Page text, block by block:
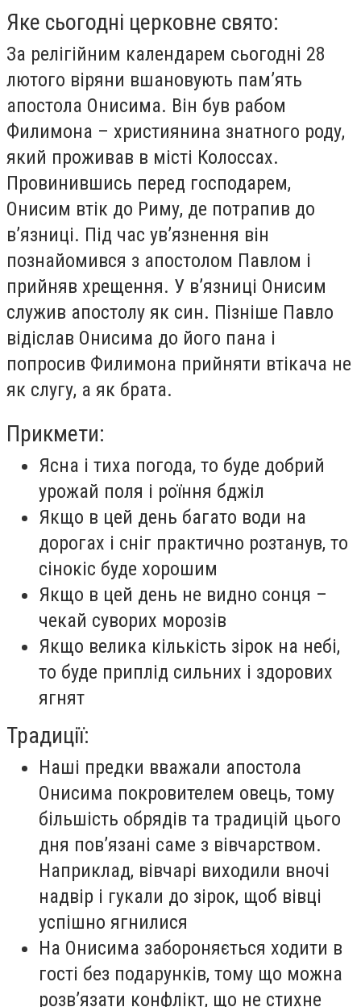
Яке сьогодні церковне свято:
За релігійним календарем сьогодні 28
лютого віряни вшановують пам’ять
апостола Онисима. Він був рабом
Филимона – християнина знатного роду,
який проживав в місті Колоссах.
Провинившись перед господарем,
Онисим втік до Риму, де потрапив до
в’язниці. Під час ув’язнення він
познайомився з апостолом Павлом і
прийняв хрещення. У в’язниці Онисим
служив апостолу як син. Пізніше Павло
відіслав Онисима до його пана і
попросив Филимона прийняти втікача не
як слугу, а як брата.
Прикмети:
Ясна і тиха погода, то буде добрий
урожай поля і роїння бджіл
Якщо в цей день багато води на
дорогах і сніг практично розтанув, то
сінокіс буде хорошим
Якщо в цей день не видно сонця –
чекай суворих морозів
Якщо велика кількість зірок на небі,
то буде приплід сильних і здорових
ягнят
Традиції:
Наші предки вважали апостола
Онисима покровителем овець, тому
більшість обрядів та традицій цього
дня пов’язані саме з вівчарством.
Наприклад, вівчарі виходили вночі
надвір і гукали до зірок, щоб вівці
успішно ягнилися
На Онисима забороняється ходити в
гості без подарунків, тому що можна
розв’язати конфлікт, що не стихне